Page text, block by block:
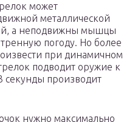
может
металлической
а неподвижны мышцы
погоду. Но более
при динамичном
подводит оружие к
секунды производит
нужно максимально